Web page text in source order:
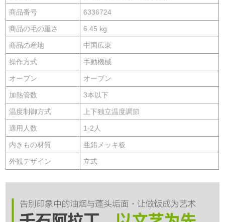
商品番号 6336724
商品の毛の重さ 6.45 kg
商品の産地 中国広東
操作方式 手動機械
オーブン オーブン
加熱管数 3本以下
温度制御方式 上下独立温度調節
適用人数 1-2人
内きもの材質 亜鉛メッキ板
外観デザイン 立式